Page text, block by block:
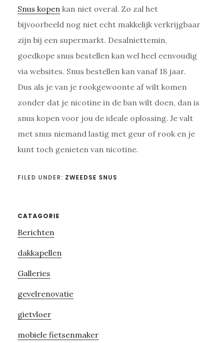
Snus kopen kan niet overal. Zo zal het
bijvoorbeeld nog niet echt makkelijk verkrijgbaar
zijn bij een supermarkt. Desalniettemin,
goedkope snus bestellen kan wel heel eenvoudig
via websites. Snus bestellen kan vanaf 18 jaar.
Dus als je van je rookgewoonte af wilt komen
zonder dat je nicotine in de ban wilt doen, dan is
snus kopen voor jou de ideale oplossing. Je valt
met snus niemand lastig met geur of rook en je
kunt toch genieten van nicotine.
FILED UNDER: ZWEEDSE SNUS
Primary
Sidebar
CATAGORIE
Berichten
dakkapellen
Galleries
gevelrenovatie
gietvloer
mobiele fietsenmaker